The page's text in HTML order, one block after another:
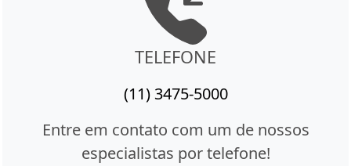
TELEFONE
(11) 3475-5000
Entre em contato com um de nossos
especialistas por telefone!